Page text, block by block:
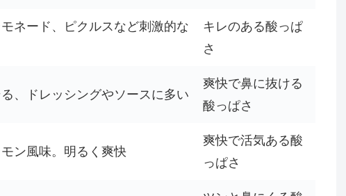
ネード、ピクルスなど刺激的な
キレのある酸っぱ
さ
、ドレッシングやソースに多い
爽快で鼻に抜ける
酸っぱさ
ン風味。明るく爽快
爽快で活気ある酸
っぱさ